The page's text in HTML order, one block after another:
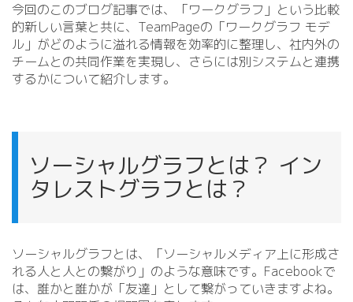
今回のこのブログ記事では、「ワークグラフ」という比較
的新しい言葉と共に、TeamPageの「ワークグラフ モデ
ル」がどのように溢れる情報を効率的に整理し、社内外の
チームとの共同作業を実現し、さらには別システムと連携
するかについて紹介します。
ソーシャルグラフとは？ イン
タレストグラフとは？
ソーシャルグラフとは、「ソーシャルメディア上に形成さ
れる人と人との繋がり」のような意味です。Facebookで
は、誰かと誰かが「友達」として繋がっていきますよね。